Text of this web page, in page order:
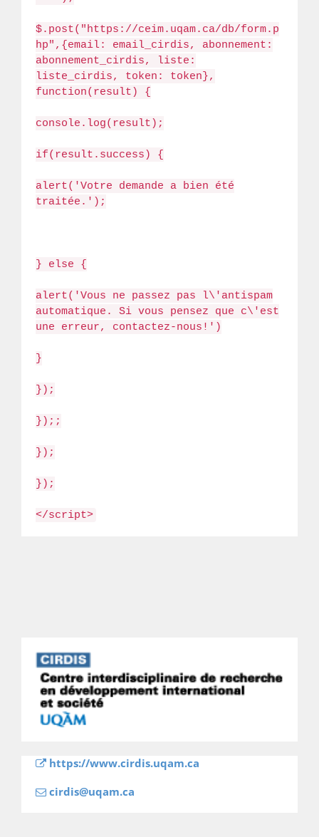
$.post("https://ceim.uqam.ca/db/form.p
hp",{email: email_cirdis, abonnement:
abonnement_cirdis, liste:
liste_cirdis, token: token},
function(result) {
console.log(result);
if(result.success) {
alert('Votre demande a bien été
traitée.');
} else {
alert('Vous ne passez pas l\'antispam
automatique. Si vous pensez que c\'est
une erreur, contactez-nous!')
}
});
});;
});
});
</script>
https://www.cirdis.uqam.ca
cirdis@uqam.ca